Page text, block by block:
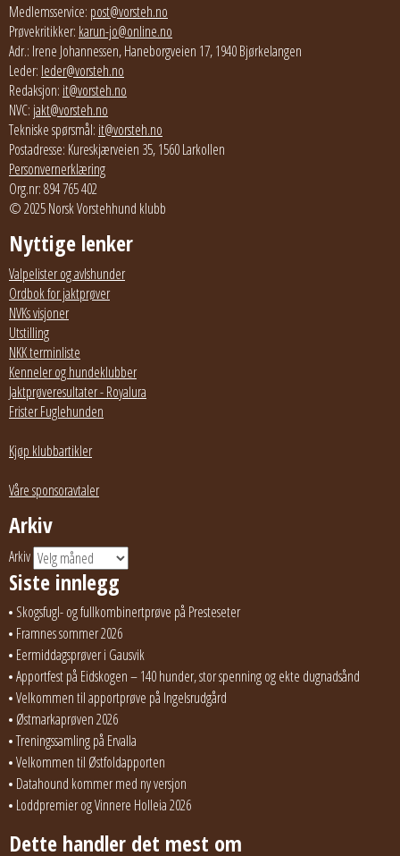
Medlemsservice: post@vorsteh.no
Prøvekritikker: karun-jo@online.no
Adr.: Irene Johannessen, Haneborgveien 17, 1940 Bjørkelangen
Leder: leder@vorsteh.no
Redaksjon: it@vorsteh.no
NVC: jakt@vorsteh.no
Tekniske spørsmål: it@vorsteh.no
Postadresse: Kureskjærveien 35, 1560 Larkollen
Personvernerklæring
Org.nr: 894 765 402
© 2025 Norsk Vorstehhund klubb
Nyttige lenker
Valpelister og avlshunder
Ordbok for jaktprøver
NVKs visjoner
Utstilling
NKK terminliste
Kenneler og hundeklubber
Jaktprøveresultater - Royalura
Frister Fuglehunden
Kjøp klubbartikler
Våre sponsoravtaler
Arkiv
Arkiv
Siste innlegg
Skogsfugl- og fullkombinertprøve på Presteseter
Framnes sommer 2026
Eermiddagsprøver i Gausvik
Apportfest på Eidskogen – 140 hunder, stor spenning og ekte dugnadsånd
Velkommen til apportprøve på Ingelsrudgård
Østmarkaprøven 2026
Treningssamling på Ervalla
Velkommen til Østfoldapporten
Datahound kommer med ny versjon
Loddpremier og Vinnere Holleia 2026
Dette handler det mest om